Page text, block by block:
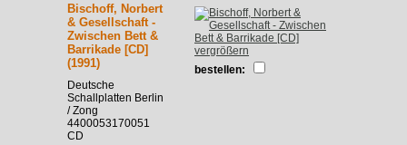
Bischoff, Norbert
& Gesellschaft -
Zwischen Bett &
Barrikade [CD]
(1991)
Deutsche
Schallplatten Berlin
/ Zong
4400053170051
CD
vergrößern
bestellen: